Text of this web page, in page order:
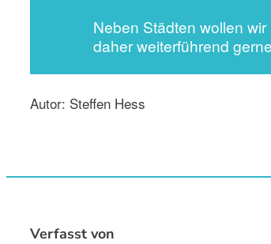
Neben Städten wollen
daher weiterführend
Autor: Steffen Hess
Verfasst von